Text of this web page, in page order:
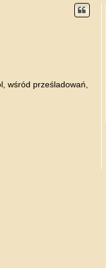
wśród prześladowań,